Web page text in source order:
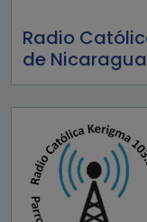
Radio
de Nicaragua